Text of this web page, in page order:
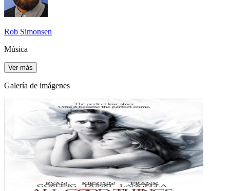
Rob Simonsen
Música
Ver más
Galería de imágenes